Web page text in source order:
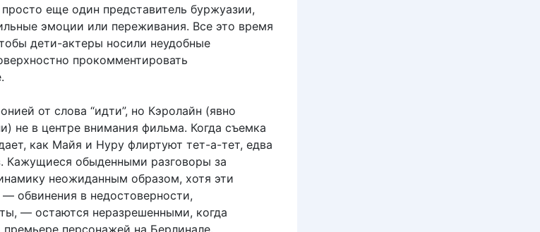
еще один представитель буржуазии,
эмоции или переживания. Все это время
дети-актеры носили неудобные
прокомментировать
от слова “идти”, но Кэролайн (явно
не в центре внимания фильма. Когда съемка
как Майя и Нуру флиртуют тет-а-тет, едва
Кажущиеся обыденными разговоры за
неожиданным образом, хотя эти
обвинения в недостоверности,
— остаются неразрешенными, когда
премьере персонажей на Берлинале.